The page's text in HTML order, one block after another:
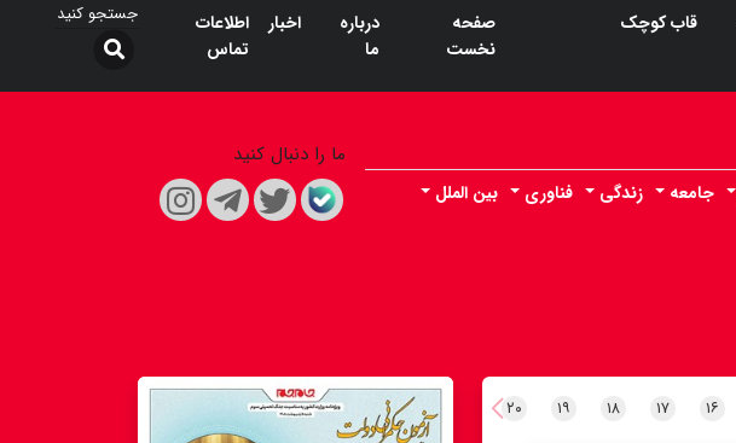
قاب کوچک
صفحه
نخست
درباره
ما
اخبار
اطلاعات
تماس
جامعه زندگی فناوری
بین الملل
ما را دنبال کنید
۱۶ ۱۷ ۱۸ ۱۹ ۲۰